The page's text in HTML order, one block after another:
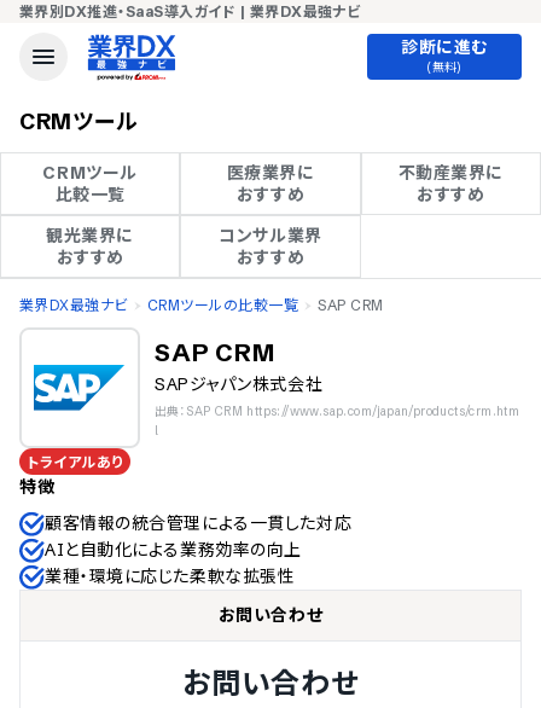
業界別DX推進・SaaS導入ガイド | 業界DX最強ナビ
診断に進む
(無料)
CRMツール
CRMツール
比較一覧
医療業界に
おすすめ
不動産業界に
おすすめ
観光業界に
おすすめ
コンサル業界
おすすめ
業界DX最強ナビ CRMツールの比較一覧 SAP CRM
SAP CRM
SAPジャパン株式会社
出典：SAP CRM https://www.sap.com/japan/products/crm.htm
l
トライアルあり
特徴
顧客情報の統合管理による一貫した対応
AIと自動化による業務効率の向上
業種・環境に応じた柔軟な拡張性
お問い合わせ
お問い合わせ